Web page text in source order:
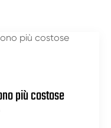
più costose